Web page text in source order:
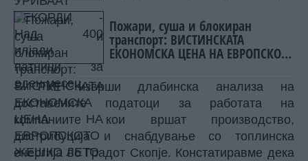
Пожари, суша и блокиран
транспорт: ВИСТИНСКАТА
ЕКОНОМСКА ЦЕНА НА ЕВРОПСКОТО
– РКЕ изврши длабинска анализа на
доставените податоци за работата на
компаниите кои вршат производство,
дистрибуција и снабдување со топлинска
енергија во Градот Скопје. Констатиравме дека